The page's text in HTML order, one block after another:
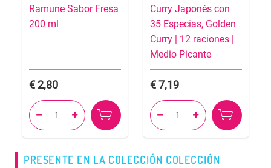
Ramune Sabor Fresa
200 ml
2,80
 
Curry Japonés con
35 Especias, Golden
Curry | 12 raciones |
Medio Picante
7,19
 
PRESENTE EN LA COLECCIÓN COLECCIÓN